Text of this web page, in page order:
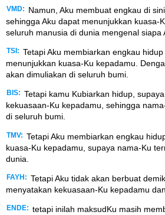
VMD:
Namun, Aku membuat engkau di
sehingga Aku dapat menunjukkan kuasa-
seluruh manusia di dunia mengenal siapa
TSI: Tetapi Aku membiarkan engkau
menunjukkan kuasa-Ku kepadamu.
akan dimuliakan di seluruh bumi.
BIS: Tetapi kamu Kubiarkan hidup,
kekuasaan-Ku kepadamu, sehingga
di seluruh bumi.
TMV: Tetapi Aku membiarkan engkau
kuasa-Ku kepadamu, supaya nama-Ku
dunia.
FAYH: Tetapi Aku tidak akan berbuat
menyatakan kekuasaan-Ku kepadamu
ENDE: tetapi inilah maksudKu masih